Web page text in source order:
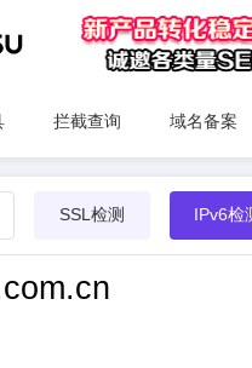
拦截查询 域名备案
SSL检测 IPv6检